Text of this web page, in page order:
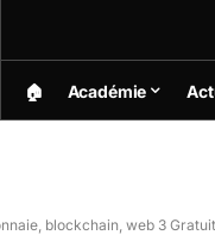
🏠︎ Académie
blockchain, web 3